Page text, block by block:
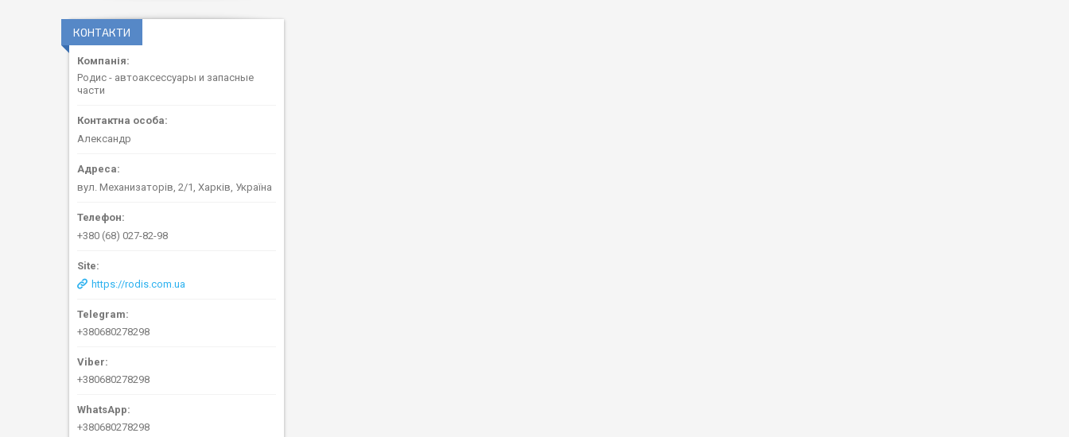
КОНТАКТИ
Родис - автоаксессуары и запасные
части
Александр
вул. Механизаторів, 2/1, Харків, Україна
+380 (68) 027-82-98
https://rodis.com.ua
+380680278298
+380680278298
+380680278298